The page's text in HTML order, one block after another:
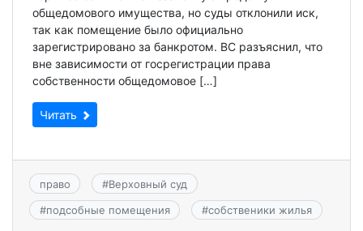
общедомового имущества, но суды отклонили иск,
так как помещение было официально
зарегистрировано за банкротом. ВС разъяснил, что
вне зависимости от госрегистрации права
собственности общедомовое […]
Читать
право #Верховный суд
#подсобные помещения #собственики жилья